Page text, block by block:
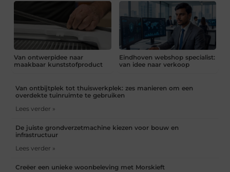
Van ontwerpidee naar
maakbaar kunststofproduct
Eindhoven webshop specialist:
van idee naar verkoop
Van ontbijtplek tot thuiswerkplek: zes manieren om een
overdekte tuinruimte te gebruiken
Lees verder »
De juiste grondverzetmachine kiezen voor bouw en
infrastructuur
Lees verder »
Creëer een unieke woonbeleving met Morskieft